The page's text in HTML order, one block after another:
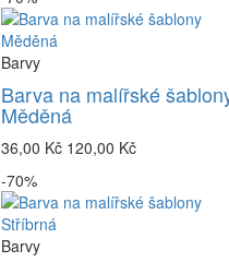
Barvy
Barva na malířské
Měděná
36,00 Kč 120,00 Kč
-70%
Barvy